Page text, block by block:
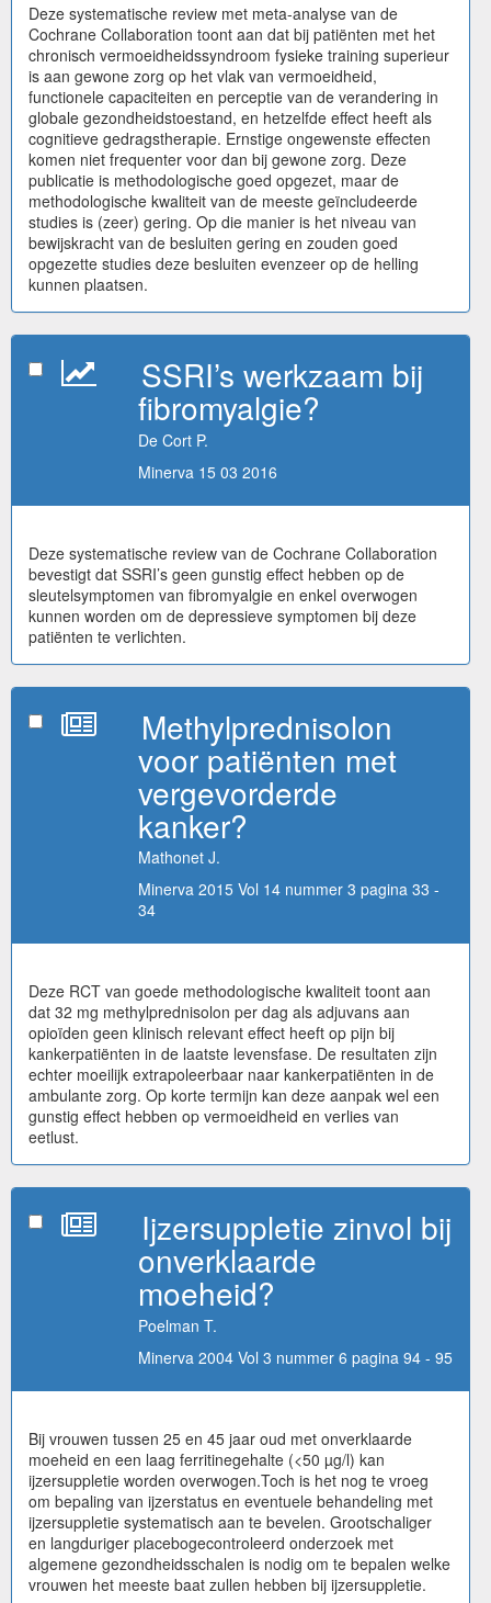
Deze systematische review met meta-analyse van de
Cochrane Collaboration toont aan dat bij patiënten met het
chronisch vermoeidheidssyndroom fysieke training superieur
is aan gewone zorg op het vlak van vermoeidheid,
functionele capaciteiten en perceptie van de verandering in
globale gezondheidstoestand, en hetzelfde effect heeft als
cognitieve gedragstherapie. Ernstige ongewenste effecten
komen niet frequenter voor dan bij gewone zorg. Deze
publicatie is methodologische goed opgezet, maar de
methodologische kwaliteit van de meeste geïncludeerde
studies is (zeer) gering. Op die manier is het niveau van
bewijskracht van de besluiten gering en zouden goed
opgezette studies deze besluiten evenzeer op de helling
kunnen plaatsen.
SSRI’s werkzaam bij
fibromyalgie?
De Cort P.
Minerva 15 03 2016
Deze systematische review van de Cochrane Collaboration
bevestigt dat SSRI’s geen gunstig effect hebben op de
sleutelsymptomen van fibromyalgie en enkel overwogen
kunnen worden om de depressieve symptomen bij deze
patiënten te verlichten.
Methylprednisolon
voor patiënten met
vergevorderde
kanker?
Mathonet J.
Minerva 2015 Vol 14 nummer 3 pagina 33 -
34
Deze RCT van goede methodologische kwaliteit toont aan
dat 32 mg methylprednisolon per dag als adjuvans aan
opioïden geen klinisch relevant effect heeft op pijn bij
kankerpatiënten in de laatste levensfase. De resultaten zijn
echter moeilijk extrapoleerbaar naar kankerpatiënten in de
ambulante zorg. Op korte termijn kan deze aanpak wel een
gunstig effect hebben op vermoeidheid en verlies van
eetlust.
Ijzersuppletie zinvol bij
onverklaarde
moeheid?
Poelman T.
Minerva 2004 Vol 3 nummer 6 pagina 94 - 95
Bij vrouwen tussen 25 en 45 jaar oud met onverklaarde
moeheid en een laag ferritinegehalte (<50 µg/l) kan
ijzersuppletie worden overwogen.Toch is het nog te vroeg
om bepaling van ijzerstatus en eventuele behandeling met
ijzersuppletie systematisch aan te bevelen. Grootschaliger
en langduriger placebogecontroleerd onderzoek met
algemene gezondheidsschalen is nodig om te bepalen welke
vrouwen het meeste baat zullen hebben bij ijzersuppletie.